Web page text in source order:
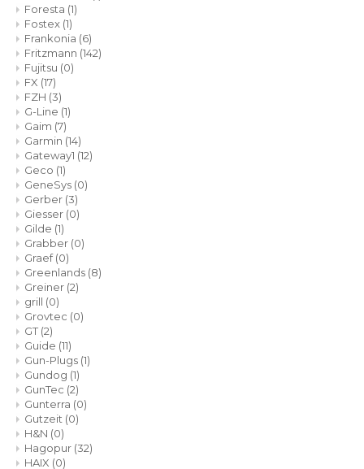
Foresta (1)
Fostex (1)
Frankonia (6)
Fritzmann (142)
Fujitsu (0)
FX (17)
FZH (3)
G-Line (1)
Gaim (7)
Garmin (14)
Gateway1 (12)
Geco (1)
GeneSys (0)
Gerber (3)
Giesser (0)
Gilde (1)
Grabber (0)
Graef(0)
Greenlands (8)
Greiner (2)
grill (0)
Grovtec (0)
GT (2)
Guide (11)
Gun-Plugs (1)
Gundog (1)
GunTec (2)
Gunterra (0)
Gutzeit (0)
H&N (0)
Hagopur (32)
HAIX (0)